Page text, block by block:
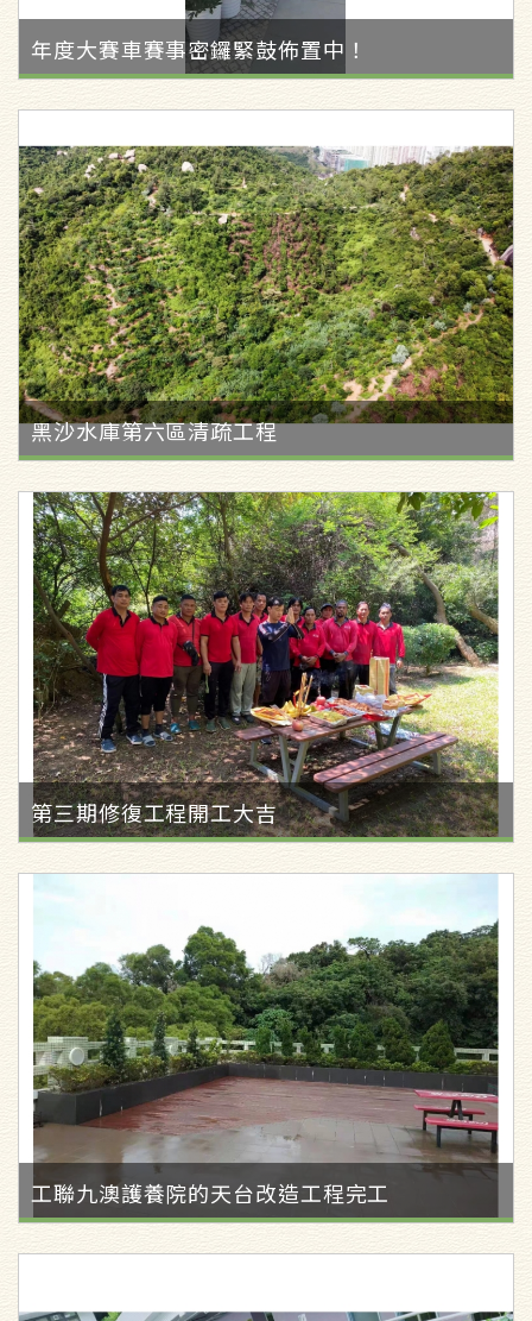
年度大賽車賽事密鑼緊鼓佈置中！
黑沙水庫第六區清疏工程
第三期修復工程開工大吉
工聯九澳護養院的天台改造工程完工